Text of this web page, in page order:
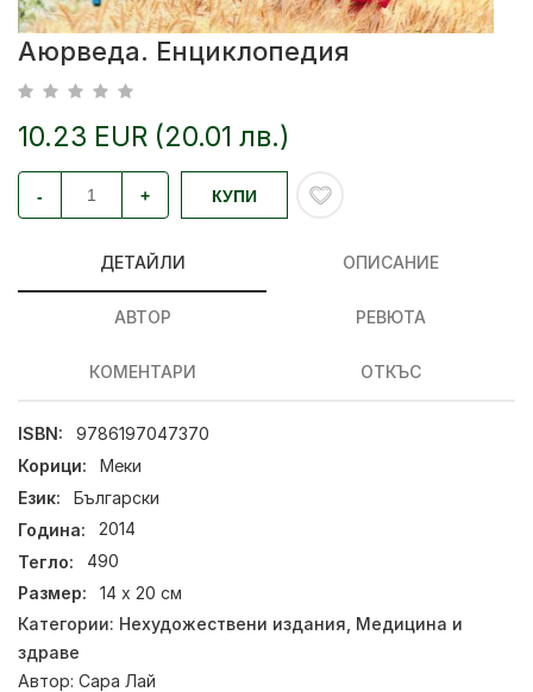
Аюрведа. Енциклопедия
10.23 EUR (20.01 лв.)
- + КУПИ
ДЕТАЙЛИ ОПИСАНИЕ
АВТОР РЕВЮТА
КОМЕНТАРИ ОТКЪС
ISBN:
9786197047370
Корици:
Меки
Език:
Български
Година:
2014
Тегло:
490
Размер:
14 х 20 см
Категории: Нехудожествени издания Медицина и
здраве
Автор: Сара Лай